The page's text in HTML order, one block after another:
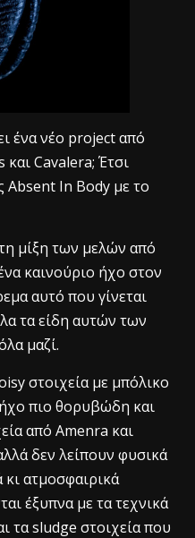
ένα νέο project από
Cavalera; Έτσι
Absent In Body με το
μίξη των μελών από
καινούριο ήχο στον
αυτό που γίνεται
τα είδη αυτών των
μαζί.
στοιχεία με μπόλικο
πιο θορυβώδη και
από Amenra και
δεν λείπουν φυσικά
κι ατμοσφαιρικά
έξυπνα με τα τεχνικά
τα sludge στοιχεία που